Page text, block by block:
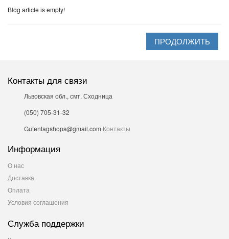
Blog article is empty!
ПРОДОЛЖИТЬ
Контакты для связи
Львовская обл., смт. Сходница
(050) 705-31-32
Gutentagshops@gmail.com Контакты
Информация
О нас
Доставка
Оплата
Условия соглашения
Служба поддержки